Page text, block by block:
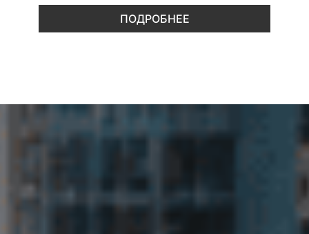
раскрыты технические особенности и
подтверждено участие марки в развитии
ПОДРОБНЕЕ